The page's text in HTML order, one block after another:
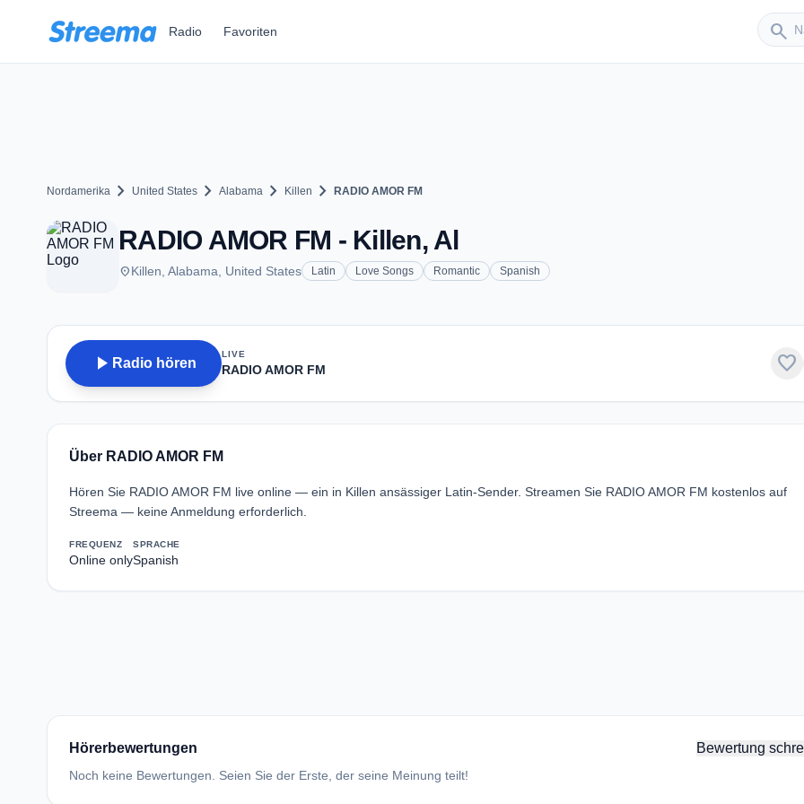
Radio Favoriten search
Nordamerika chevron_right United States chevron_right Alabama chevron_right Killen chevron_right RADIO AMOR FM
RADIO AMOR FM - Killen, Al
placeKillen, Alabama, United States Latin Love Songs Romantic Spanish
play_arrow Radio hören
LIVE
RADIO AMOR FM favorite
Über RADIO AMOR FM
Hören Sie RADIO AMOR FM live online — ein in Killen ansässiger Latin-Sender. Streamen Sie RADIO AMOR FM kostenlos auf
Streema — keine Anmeldung erforderlich.
FREQUENZ
Online only
SPRACHE
Spanish
Hörerbewertungen Bewertung
Noch keine Bewertungen. Seien Sie der Erste, der seine Meinung teilt!